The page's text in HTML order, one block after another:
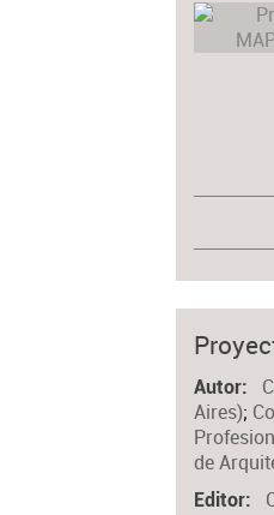
Autor
Aires);
de
Editor